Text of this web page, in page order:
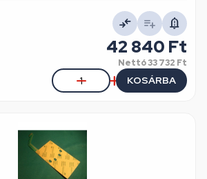
42 840 Ft
Nettó33 732 Ft
KOSÁRBA